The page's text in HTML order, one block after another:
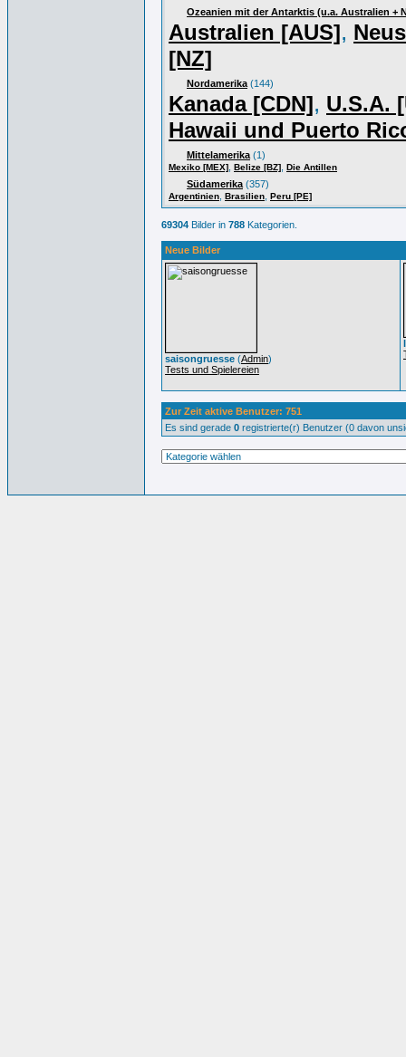
Ozeanien mit der Antarktis (u.a. Australien +
Australien [AUS],
[NZ]
Nordamerika (144)
Kanada [CDN], U.S.A.
Hawaii und Puerto
Mittelamerika (1)
Mexiko [MEX] Belize [BZ] Die Antillen
Südamerika (357)
Argentinien Brasilien Peru [PE]
69304 Bilder in 788 Kategorien.
Neue Bilder
saisongruesse (Admin)
Tests und Spielereien
Zur Zeit aktive Benutzer: 751
Es sind gerade 0 registrierte(r) Benutzer (0 davon